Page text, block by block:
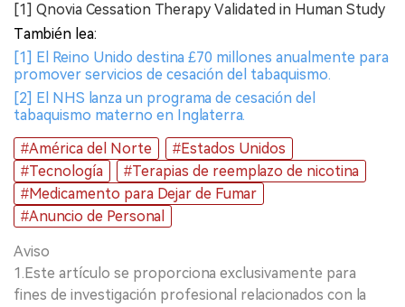
[1] Qnovia Cessation Therapy Validated in Human Study
También lea:
[1] El Reino Unido destina £70 millones anualmente para
promover servicios de cesación del tabaquismo.
[2] El NHS lanza un programa de cesación del
tabaquismo materno en Inglaterra.
#América del Norte
#Estados Unidos
#Tecnología
#Terapias de reemplazo de nicotina
#Medicamento para Dejar de Fumar
#Anuncio de Personal
Aviso
1.Este artículo se proporciona exclusivamente para
fines de investigación profesional relacionados con la